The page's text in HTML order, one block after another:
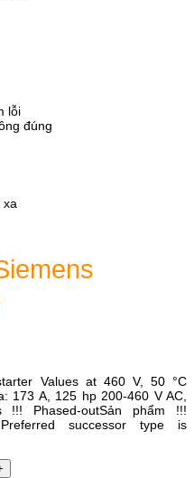
lỗi
đúng
xa
Values at 460 V, 50 °C
173 A, 125 hp 200-460 V AC,
!!! Phased-outSản phẩm !!!
successor type is